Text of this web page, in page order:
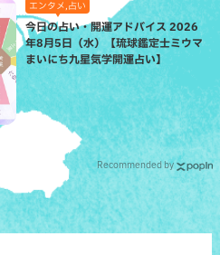
エンタメ,占い
今日の占い・開運アドバイス 2026
年8月5日（水）【琉球鑑定士ミウマ
まいにち九星気学開運占い】
Recommended by